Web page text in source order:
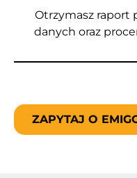
Otrzymasz raport
danych oraz
ZAPYTAJ O